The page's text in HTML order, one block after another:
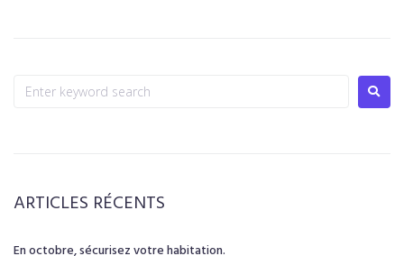
ARTICLES RÉCENTS
En octobre, sécurisez votre habitation.